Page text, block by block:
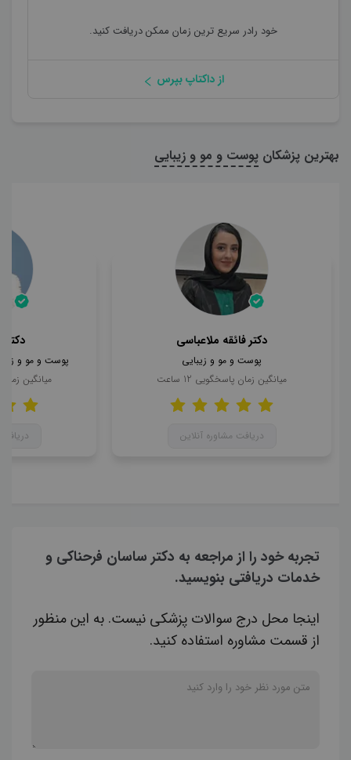
خود رادر سریع ترین زمان ممکن دریافت کنید.
از داکتاپ بپرس
بهترین پزشکان پوست و مو و زیبایی
دکتر فائقه ملاعباسی
پوست و مو و زیبایی
میانگین زمان پاسخگویی 12 ساعت
دریافت مشاوره آنلاین
پوست و مو و
میانگین
تجربه خود را از مراجعه به دکتر ساسان فرحناکی و
خدمات دریافتی بنویسید.
اینجا محل درج سوالات پزشکی نیست. به این منظور
از قسمت مشاوره استفاده کنید.